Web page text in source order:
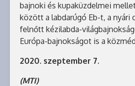
bajnoki és kupaküzdelmei
között a labdarúgó Eb-t, a nyári
felnőtt kézilabda-
Európa-bajnokságot is a
2020. szeptember 7.
(MTI)